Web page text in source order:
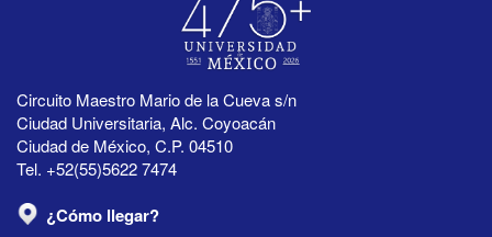
Circuito Maestro Mario de la Cueva s/n
Ciudad Universitaria, Alc. Coyoacán
Ciudad de México, C.P. 04510
Tel. +52(55)5622 7474
¿Cómo llegar?